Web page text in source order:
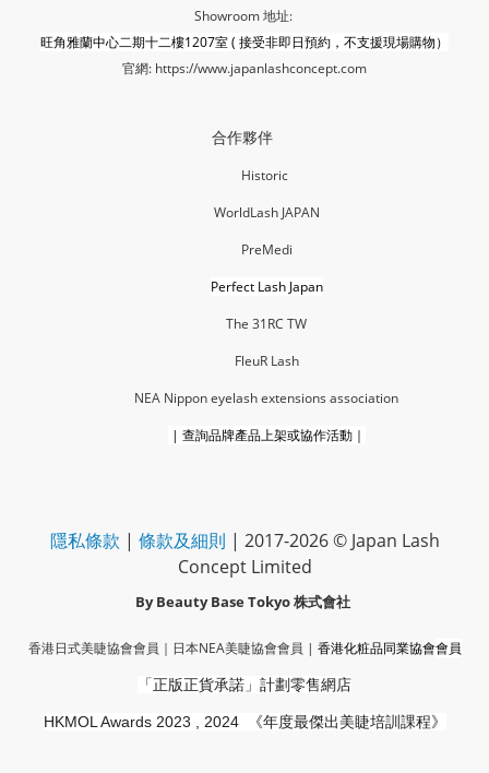
Showroom 地址:
旺角雅蘭中心二期十二樓1207室 ( 接受非即日預約，不支援現場購物）
官網: https://www.japanlashconcept.com
合作夥伴
Historic
WorldLash JAPAN
PreMedi
Perfect Lash Japan
The 31RC TW
FleuR Lash
NEA Nippon eyelash extensions association
| 查詢品牌產品上架或協作活動｜
隱私條款 | 條款及細則 | 2017-2026 © Japan Lash
Concept Limited
By Beauty Base Tokyo株式會社
香港日式美睫協會會員｜ 日本NEA美睫協會會員 | 香港化粧品同業協會會員
「正版正貨承諾」 計劃零售網店
HKMOL Awards 2023 , 2024 《年度最傑出美睫培訓課程》